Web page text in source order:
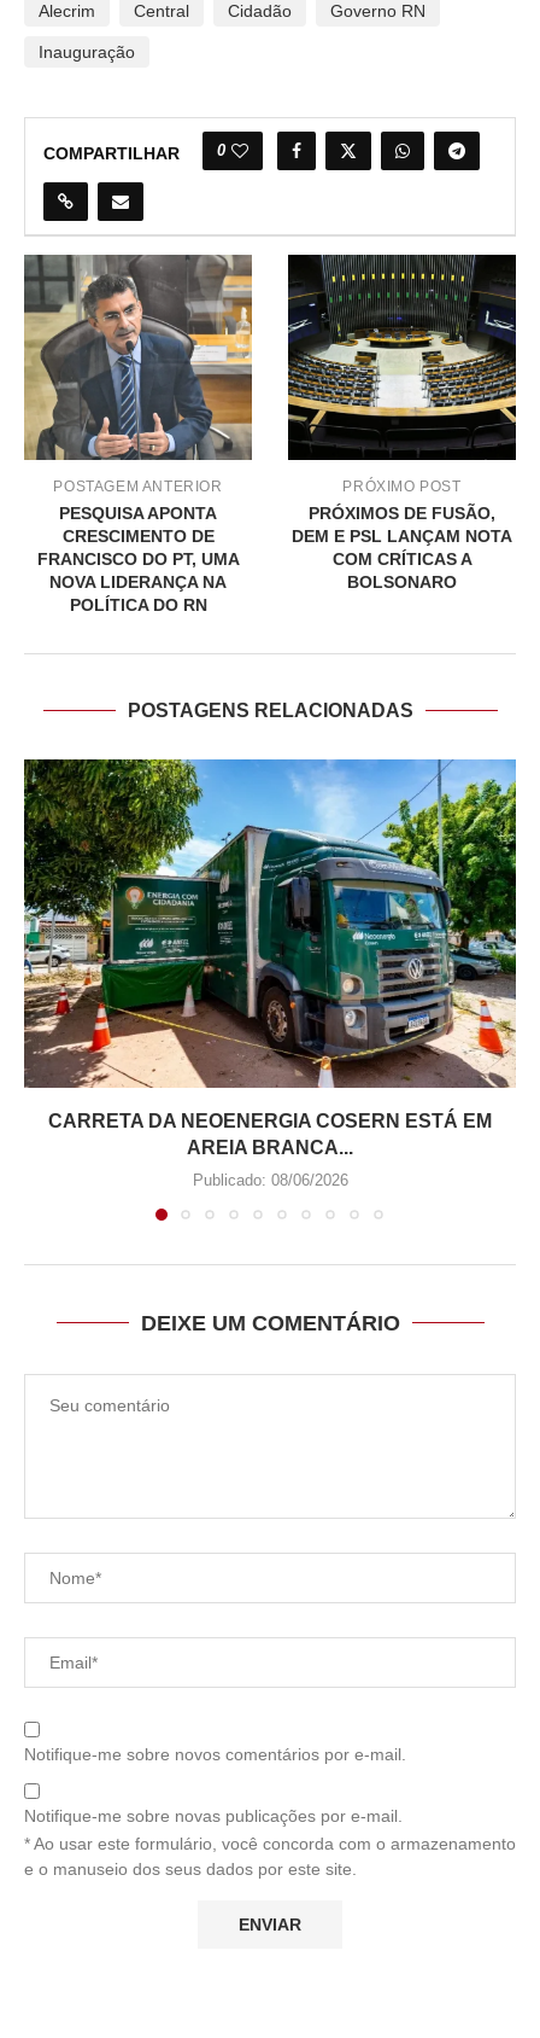
Alecrim Central Cidadão Governo RN
Inauguração
COMPARTILHAR 0
POSTAGEM ANTERIOR
PESQUISA APONTA
CRESCIMENTO DE
FRANCISCO DO PT, UMA
NOVA LIDERANÇA NA
POLÍTICA DO RN
PRÓXIMO POST
PRÓXIMOS DE FUSÃO,
DEM E PSL LANÇAM NOTA
COM CRÍTICAS A
BOLSONARO
POSTAGENS RELACIONADAS
CARRETA DA NEOENERGIA COSERN ESTÁ EM
AREIA BRANCA...
Publicado: 08/06/2026
DEIXE UM COMENTÁRIO
Notifique-me sobre novos comentários por e-mail.
Notifique-me sobre novas publicações por e-mail.
* Ao usar este formulário, você concorda com o armazenamento
e o manuseio dos seus dados por este site.